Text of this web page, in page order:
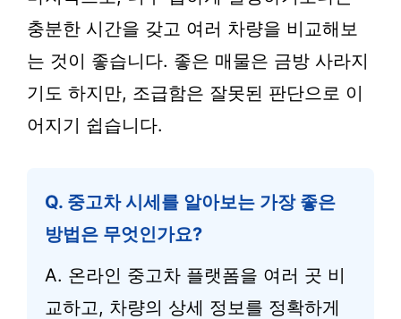
충분한 시간을 갖고 여러 차량을 비교해보
는 것이 좋습니다. 좋은 매물은 금방 사라지
기도 하지만, 조급함은 잘못된 판단으로 이
어지기 쉽습니다.
Q. 중고차 시세를 알아보는 가장 좋은
방법은 무엇인가요?
A. 온라인 중고차 플랫폼을 여러 곳 비
교하고, 차량의 상세 정보를 정확하게